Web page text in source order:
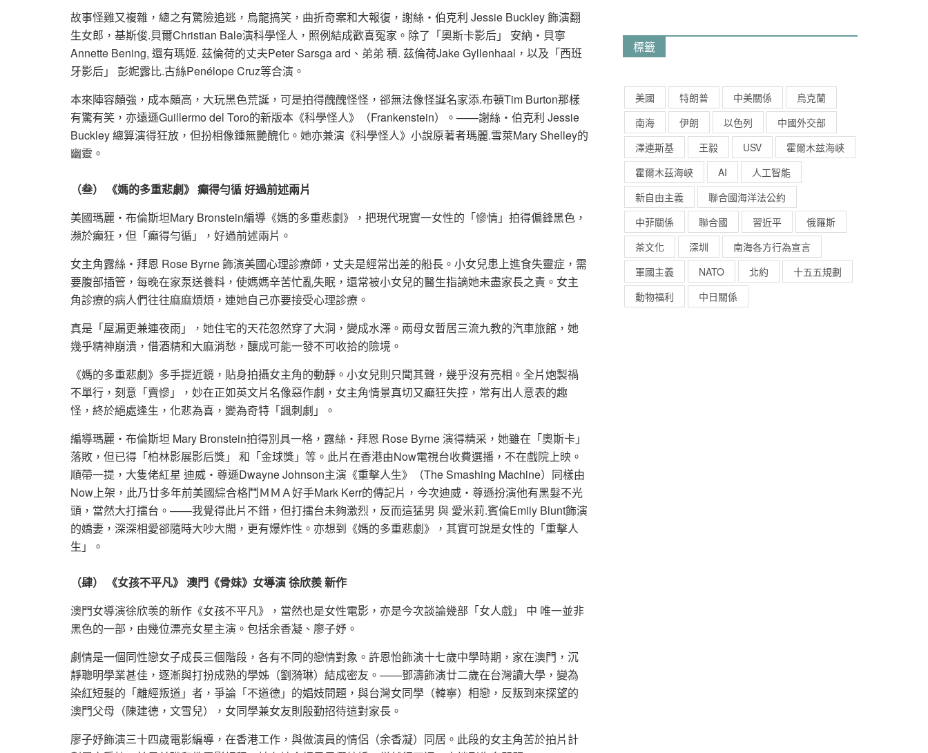
故事怪雞又複雜，總之有驚險追逃，烏龍搞笑，曲折奇案和大報復，謝絲‧伯克利 Jessie Buckley 飾演翻
生女郎，基斯俊.貝爾Christian Bale演科學怪人，照例結成歡喜冤家。除了「奧斯卡影后」 安納‧貝寧
Annette Bening, 還有瑪姬. 茲倫荷的丈夫Peter Sarsga ard、弟弟 積. 茲倫荷Jake Gyllenhaal，以及「西班
牙影后」 彭妮露比.古絲Penélope Cruz等合演。
本來陣容頗強，成本頗高，大玩黑色荒誕，可是拍得醜醜怪怪，郤無法像怪誕名家添.布頓Tim Burton那樣
有驚有笑，亦遠遜Guillermo del Toro的新版本《科學怪人》（Frankenstein）。——謝絲‧伯克利 Jessie
Buckley 總算演得狂放，但扮相像鍾無艷醜化。她亦兼演《科學怪人》小說原著者瑪麗.雪萊Mary Shelley的
幽靈。
（叁） 《媽的多重悲劇》 癲得勻循 好過前述兩片
美國瑪麗‧布倫斯坦Mary Bronstein編導《媽的多重悲劇》，把現代現實一女性的「慘情」拍得偏鋒黑色，
瀕於癲狂，但「癲得勻循」，好過前述兩片。
女主角露絲‧拜恩 Rose Byrne 飾演美國心理診療師，丈夫是經常出差的船長。小女兒患上進食失靈症，需
要腹部插管，每晚在家泵送養料，使媽媽辛苦忙亂失眠，還常被小女兒的醫生指謫她未盡家長之責。女主
角診療的病人們往往麻麻煩煩，連她自己亦要接受心理診療。
真是「屋漏更兼連夜雨」，她住宅的天花忽然穿了大洞，變成水澤。兩母女暫居三流九教的汽車旅館，她
幾乎精神崩潰，借酒精和大麻消愁，釀成可能一發不可收拾的險境。
《媽的多重悲劇》多手提近鏡，貼身拍攝女主角的動靜。小女兒則只聞其聲，幾乎沒有亮相。全片炮製禍
不單行，刻意「賣慘」，妙在正如英文片名像惡作劇，女主角情景真切又癲狂失控，常有出人意表的趣
怪，終於絕處逢生，化悲為喜，變為奇特「諷刺劇」。
編導瑪麗‧布倫斯坦 Mary Bronstein拍得別具一格，露絲‧拜恩 Rose Byrne 演得精采，她雖在「奧斯卡」
落敗，但已得「柏林影展影后獎」 和「金球獎」等。此片在香港由Now電視台收費選播，不在戲院上映。
順帶一提，大隻佬紅星 迪威‧尊遜Dwayne Johnson主演《重擊人生》（The Smashing Machine）同樣由
Now上架，此乃廿多年前美國綜合格鬥ＭＭＡ好手Mark Kerr的傳記片，今次迪威‧尊遜扮演他有黑髮不光
頭，當然大打擂台。——我覺得此片不錯，但打擂台未夠激烈，反而這猛男 與 愛米莉.賓倫Emily Blunt飾演
的嬌妻，深深相愛郤隨時大吵大閙，更有爆炸性。亦想到《媽的多重悲劇》，其實可說是女性的「重擊人
生」。
（肆） 《女孩不平凡》 澳門《骨妹》女導演 徐欣羨 新作
澳門女導演徐欣羡的新作《女孩不平凡》，當然也是女性電影，亦是今次談論幾部「女人戲」 中 唯一並非
黑色的一部，由幾位漂亮女星主演。包括余香凝、廖子妤。
劇情是一個同性戀女子成長三個階段，各有不同的戀情對象。許恩怡飾演十七歲中學時期，家在澳門，沉
靜聰明學業甚佳，逐漸與打扮成熟的學姊（劉漪琳）結成密友。——鄧濤飾演廿二歲在台灣讀大學，變為
染紅短髮的「離經叛道」者，爭論「不道德」的娼妓問題，與台灣女同學（韓寧）相戀，反叛到來探望的
澳門父母（陳建德，文雪兒），女同學兼女友則殷勤招待這對家長。
廖子妤飾演三十四歲電影編導，在香港工作，與做演員的情侶（余香凝）同居。此段的女主角苦於拍片計
標籤
美國 特朗普 中美關係
烏克蘭
南海
伊朗 以色列
中國外交部
澤連斯基
王毅 USV
霍爾木兹海峽
霍爾木茲海峽
AI
人工智能
新自由主義
聯合國海洋法公約
中菲關係
聯合國 習近平
俄羅斯
茶文化
深圳
南海各方行為宣言
軍國主義
NATO 北約
十五五規劃
動物福利
中日關係